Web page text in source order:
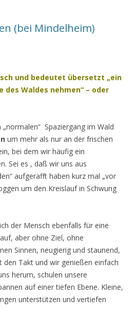
(bei Mindelheim)
und bedeutet übersetzt „ein
des Waldes nehmen“ – oder
Spaziergang im Wald
um mehr als nur an der frischen
bei dem wir häufig ein
Sei es , daß wir uns aus
aufgerafft haben kurz mal „vor
um den Kreislauf in Schwung
der Mensch ebenfalls für eine
aber ohne Ziel, ohne
Sinnen, neugierig und staunend,
Takt und wir genießen einfach
herum, schulen unsere
auf einer tiefen Ebene. Kleine,
unterstützen und vertiefen